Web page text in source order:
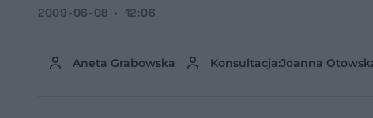
Aneta Grabowska Konsultacja:Joanna
2009-06-08 12:06